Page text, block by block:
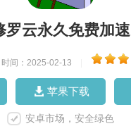
罗云永久免费加速
时间：2025-02-13
苹果下载
安卓市场，安全绿色